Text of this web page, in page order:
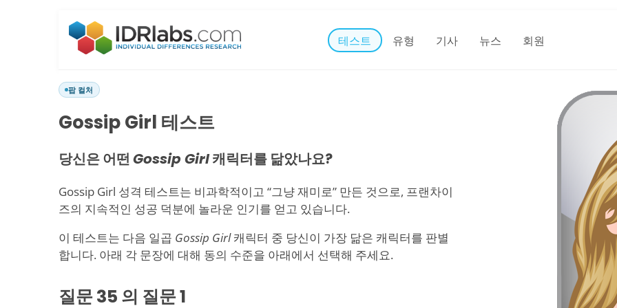
테스트 유형 기사 뉴스 회원
팝 컬처
Gossip Girl 테스트
당신은 어떤Gossip Girl캐릭터를 닮았나요?
Gossip Girl 성격 테스트는 비과학적이고 “그냥 재미로” 만든 것으로, 프랜차이
즈의 지속적인 성공 덕분에 놀라운 인기를 얻고 있습니다.
이 테스트는 다음 일곱 Gossip Girl캐릭터 중 당신이 가장 닮은 캐릭터를 판별
합니다. 아래 각 문장에 대해 동의 수준을 아래에서 선택해 주세요.
질문 35 의 질문1